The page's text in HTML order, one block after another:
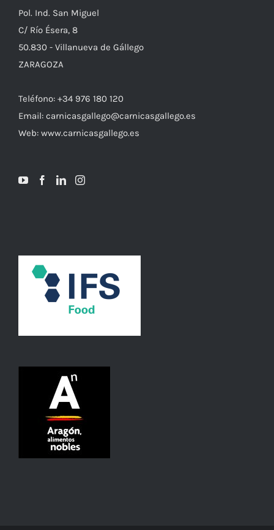
Pol. Ind. San Miguel
C/ Río Ésera, 8
50.830 - Villanueva de Gállego
ZARAGOZA
Teléfono: +34 976 180 120
Email: carnicasgallego@carnicasgallego.es
Web: www.carnicasgallego.es